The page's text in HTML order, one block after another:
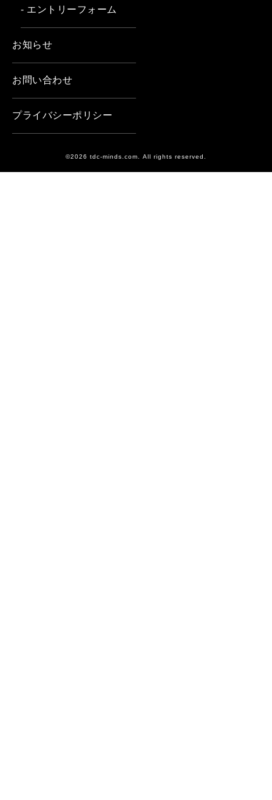
- エントリーフォーム
お知らせ
お問い合わせ
プライバシーポリシー
©2026 tdc-minds.com. All rights reserved.